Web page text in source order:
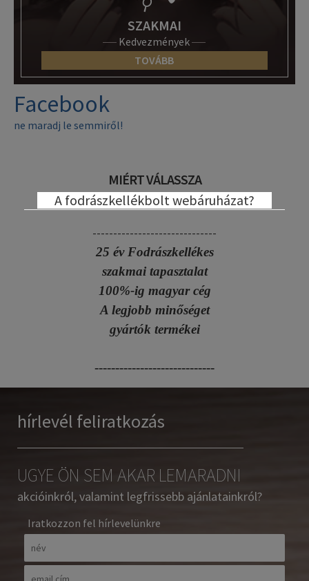
SZAKMAI
Kedvezmények
TOVÁBB
Facebook
ne maradj le semmiről!
MIÉRT VÁLASSZA
A fodrászkellékbolt webáruházat?
------------------------------
25 év Fodrászkellékes
szakmai tapasztalat
100%-ig magyar cég
A legjobb minőséget
gyártók termékei
-----------------------------
hírlevél feliratkozás
UGYE ÖN SEM AKAR LEMARADNI
akcióinkról, valamint legfrissebb ajánlatainkról?
Iratkozzon fel hírlevelünkre